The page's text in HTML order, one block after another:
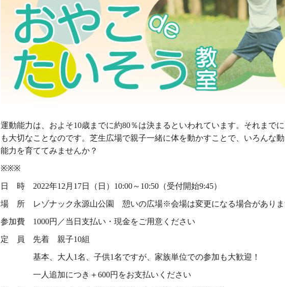
運動能力は、およそ10歳までに約80％は決まるといわれています。それまで
も大切なことなのです。芝生広場で親子一緒に体を動かすことで、いろんな
能力を育ててみませんか？
※※※
日 時 2022年12月17日（日）10:00～10:50（受付開始9:45）
場 所 レゾナック永源山公園 憩いの広場※会場は変更になる場合がありま
参加費 1000円／当日支払い・現金をご用意ください
定 員 先着 親子10組
基本、大人1名、子供1名ですが、家族単位での参加も大歓迎！
一人追加につき＋600円をお支払いください